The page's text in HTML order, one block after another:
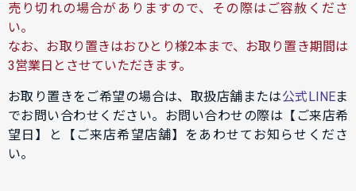
売り切れの場合がありますので、その際はご容赦くださ
い。
なお、お取り置きはおひとり様2本まで、お取り置き期間は
3営業日とさせていただきます。
お取り置きをご希望の場合は、取扱店舗または公式LINEま
でお問い合わせください。お問い合わせの際は【ご来店希
望日】と【ご来店希望店舗】をあわせてお知らせくださ
い。